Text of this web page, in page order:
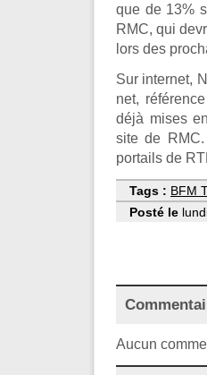
que de 13%
RMC, qui
lors des
Sur internet,
net,
déjà mises
site de
portails de
Tags : BFM
Posté le
Aucun